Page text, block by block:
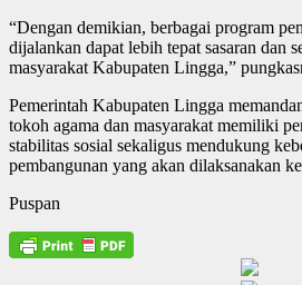
“Dengan demikian, berbagai program
dijalankan dapat lebih tepat sasaran dan
masyarakat Kabupaten Lingga,”
Pemerintah Kabupaten Lingga
tokoh agama dan masyarakat memiliki
stabilitas sosial sekaligus mendukung
pembangunan yang akan dilaksanakan
Puspan